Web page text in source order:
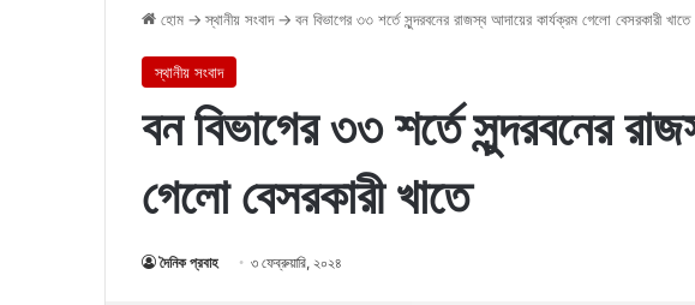
হোম → স্থানীয় সংবাদ → বন বিভাগের ৩৩ শর্তে সুন্দরবনের রাজস্ব আদায়ের কার্যক্রম গেলো বেসরকারী খাতে
স্থানীয় সংবাদ
বন বিভাগের ৩৩ শর্তে সুন্দরবনের
গেলো বেসরকারী খাতে
দৈনিক প্রবাহ ৩ ফেব্রুয়ারি, ২০২৪